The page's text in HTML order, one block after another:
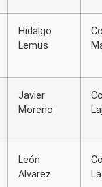
Hidalgo
Lemus
Javier
Moreno
León
Alvarez